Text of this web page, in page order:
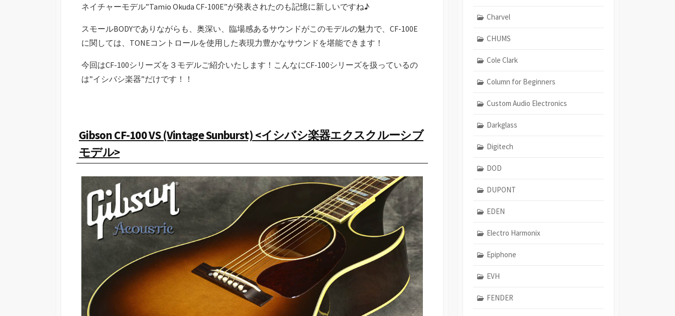
ネイチャーモデル”Tamio Okuda CF-100E”が発表されたのも記憶に新しいですね♪
スモールBODYでありながらも、奥深い、臨場感あるサウンドがこのモデルの魅力で、CF-100E
に関しては、TONEコントロールを使用した表現力豊かなサウンドを堪能できます！
今回はCF-100シリーズを３モデルご紹介いたします！こんなにCF-100シリーズを扱っているの
は”イシバシ楽器”だけです！！
Gibson CF-100 VS (Vintage Sunburst) <イシバシ楽器エクスクルーシブ
モデル>
Charvel
CHUMS
Cole Clark
Column for Beginners
Custom Audio Electronics
Darkglass
Digitech
DOD
DUPONT
EDEN
Electro Harmonix
Epiphone
EVH
FENDER